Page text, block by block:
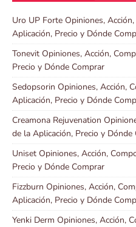
Uro UP Forte Opiniones,
Aplicación, Precio y Dónde
Tonevit Opiniones, Acción,
Precio y Dónde Comprar
Sedopsorin Opiniones, Acción,
Aplicación, Precio y Dónde
Creamona Rejuvenation
de la Aplicación, Precio y Dónde
Uniset Opiniones, Acción,
Precio y Dónde Comprar
Fizzburn Opiniones, Acción,
Aplicación, Precio y Dónde
Yenki Derm Opiniones, Acción,